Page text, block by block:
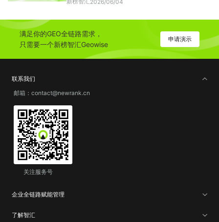
2026/06/04
满足你的GEO全链路需求，
只需要一个新榜智汇Geowise
申请演示
联系我们
邮箱：contact@newrank.cn
关注服务号
企业全链路赋能管理
了解智汇